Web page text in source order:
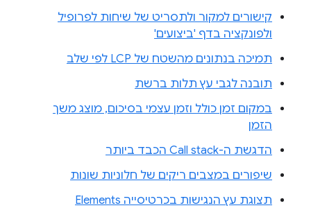
קישורים למקור ולתסריט של שיחות לפרופיל
ולפונקציה בדף 'ביצועים'
תמיכה בנתונים מהשטח של LCP לפי שלב
תובנה לגבי עץ תלות ברשת
במקום זמן כולל וזמן עצמי בסיכום, מוצג משך
הזמן
הדגשת ה-Call stack הכבד ביותר
שיפורים במצבים ריקים של חלוניות שונות
תצוגת עץ הנגישות בכרטיסייה Elements